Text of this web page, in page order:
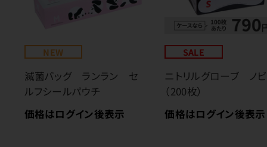
NEW
滅菌バッグ ランラン セ
ルフシールパウチ
価格はログイン後表示
SALE
ニトリルグローブ ノ
（200枚）
価格はログイン後表示